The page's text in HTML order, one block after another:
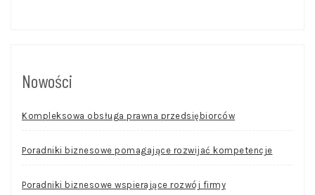
Nowości
Kompleksowa obsługa prawna przedsiębiorców
Poradniki biznesowe pomagające rozwijać kompetencje
Poradniki biznesowe wspierające rozwój firmy